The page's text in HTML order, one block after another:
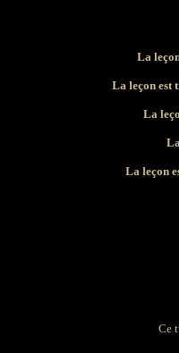
La
La leçon est
La
La leçon
Ce